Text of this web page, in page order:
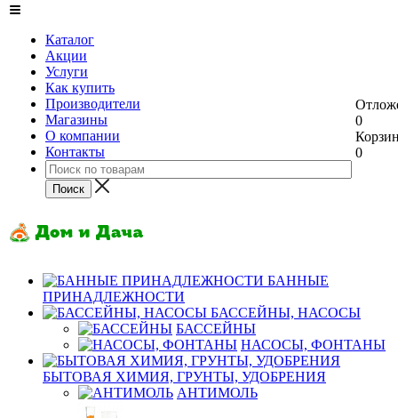
Каталог
Акции
Услуги
Как купить
Производители
Магазины
О компании
Контакты
0
0
БАННЫЕ
ПРИНАДЛЕЖНОСТИ
БАССЕЙНЫ, НАСОСЫ
БАССЕЙНЫ
НАСОСЫ, ФОНТАНЫ
БЫТОВАЯ ХИМИЯ, ГРУНТЫ, УДОБРЕНИЯ
АНТИМОЛЬ